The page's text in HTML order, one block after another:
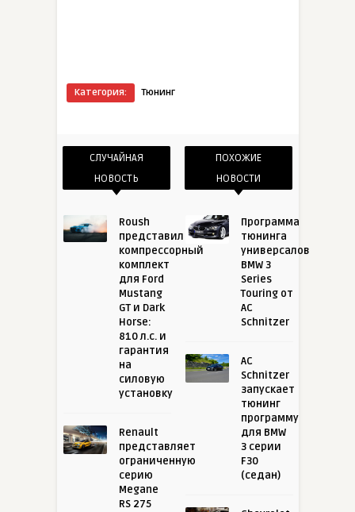
Категория: Тюнинг
СЛУЧАЙНАЯ
НОВОСТЬ
Roush
представил
компрессорный
комплект
для Ford
Mustang
GT и Dark
Horse:
810 л.с. и
гарантия
на
силовую
установку
Renault
представляет
ограниченную
серию
Megane
RS 275
ПОХОЖИЕ
НОВОСТИ
Программа
тюнинга
универсалов
BMW 3
Series
Touring от
AC
Schnitzer
AC
Schnitzer
запускает
тюнинг
программу
для BMW
3 серии
F30
(седан)